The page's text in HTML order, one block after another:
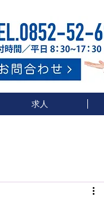
求人